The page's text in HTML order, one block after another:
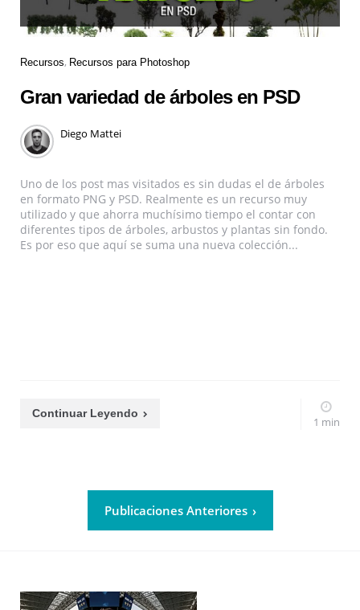
Recursos Recursos para Photoshop
Gran variedad de árboles en PSD
Diego Mattei
Uno de los post mas visitados es sin dudas el de árboles
en formato PNG y PSD. Realmente es un recurso muy
utilizado y que ahorra muchísimo tiempo el contar con
diferentes tipos de árboles, arbustos y plantas sin fondo.
Es por eso que aquí se suma una nueva colección...
Continuar Leyendo
1 min
Publicaciones Anteriores